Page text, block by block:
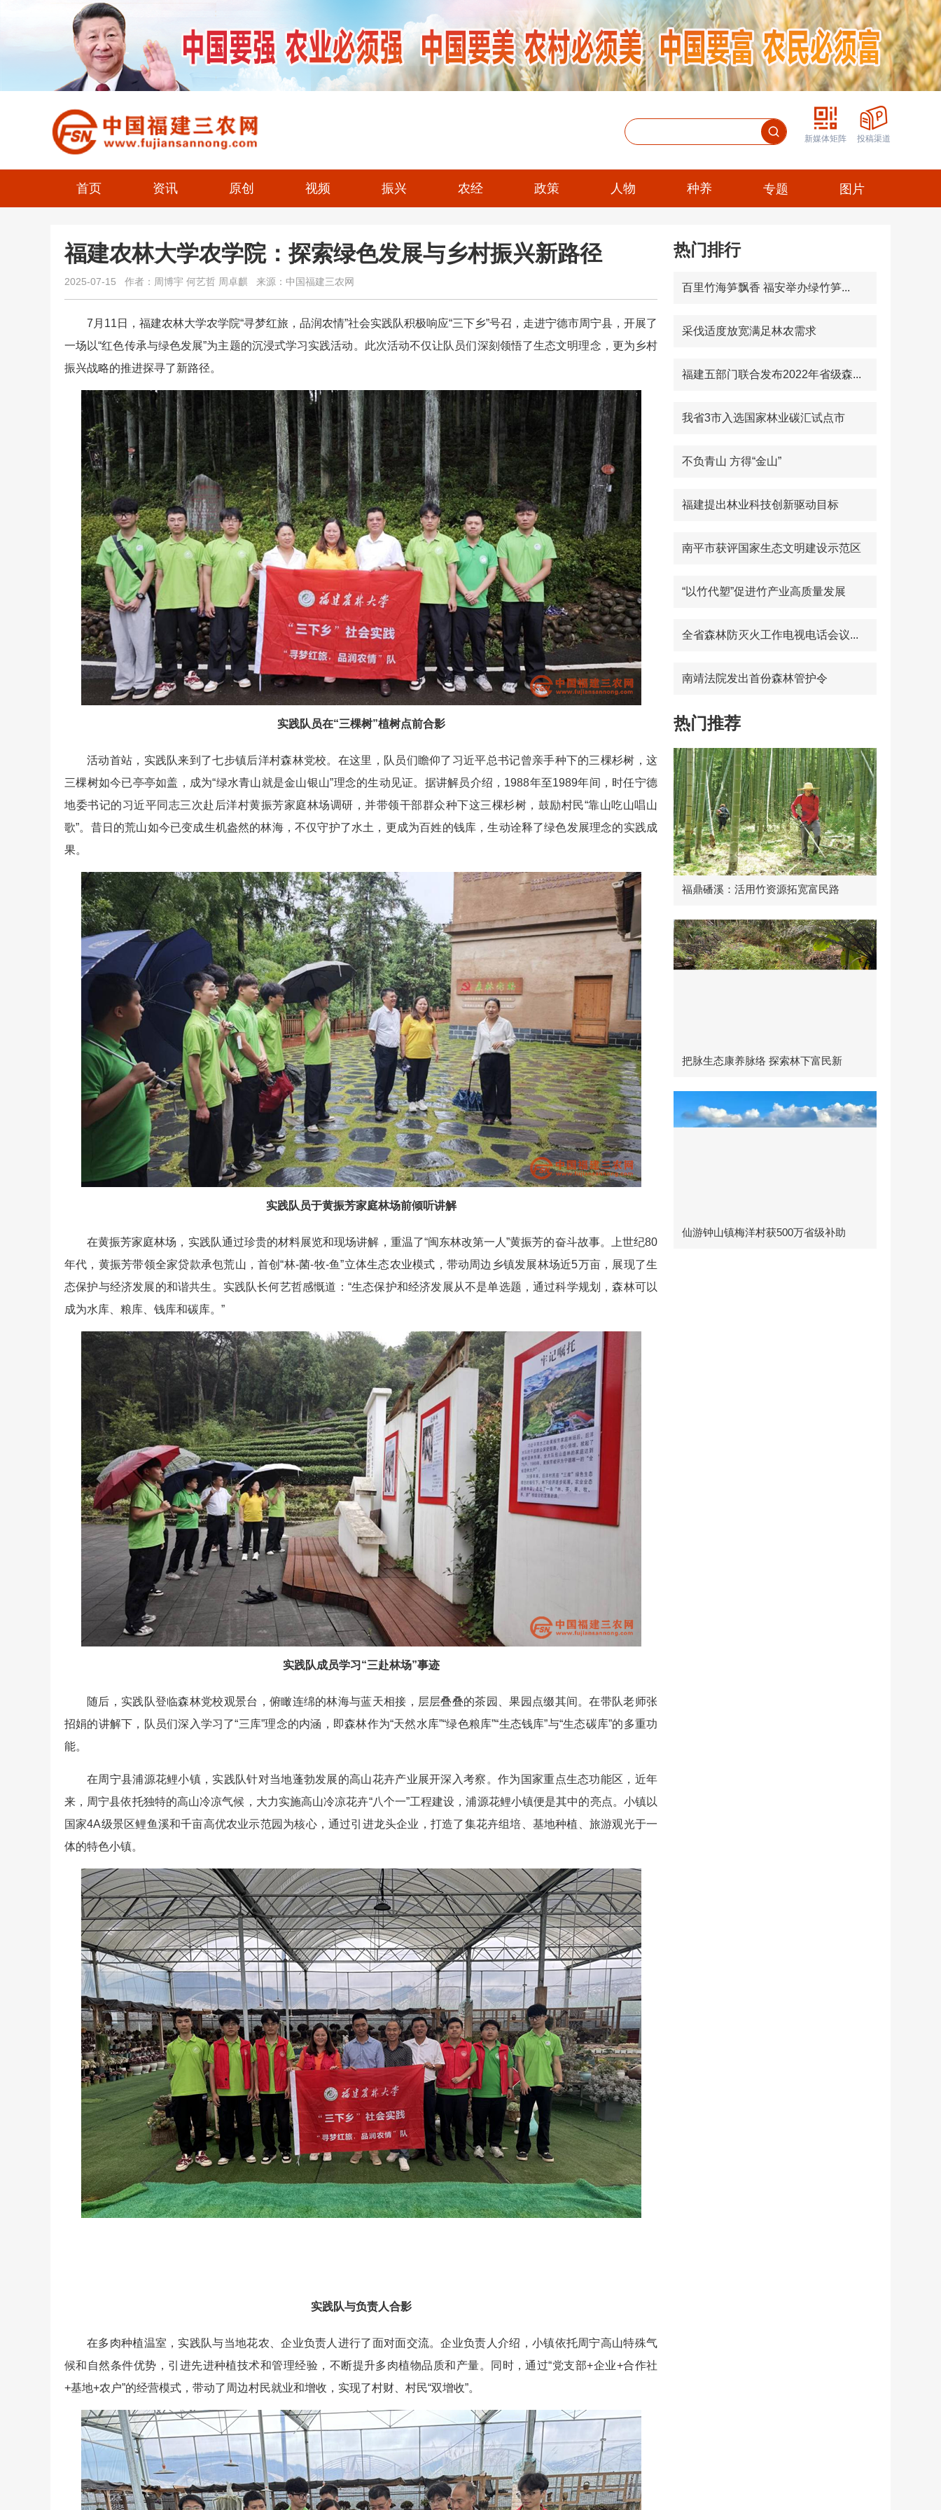
新媒体矩阵 投稿渠道
首页 资讯 原创 视频 振兴 农经 政策 人物 种养 专题 图片
福建农林大学农学院：探索绿色发展与乡村振兴新路径
2025-07-15 作者：周博宇 何艺哲 周卓麒 来源：中国福建三农网
7月11日，福建农林大学农学院“寻梦红旅，品润农情”社会实践队积极响应“三下乡”号召，走进宁德市周宁县，开展了
一场以“红色传承与绿色发展”为主题的沉浸式学习实践活动。此次活动不仅让队员们深刻领悟了生态文明理念，更为乡村
振兴战略的推进探寻了新路径。
实践队员在“三棵树”植树点前合影
活动首站，实践队来到了七步镇后洋村森林党校。在这里，队员们瞻仰了习近平总书记曾亲手种下的三棵杉树，这
三棵树如今已亭亭如盖，成为“绿水青山就是金山银山”理念的生动见证。据讲解员介绍，1988年至1989年间，时任宁德
地委书记的习近平同志三次赴后洋村黄振芳家庭林场调研，并带领干部群众种下这三棵杉树，鼓励村民“靠山吃山唱山
歌”。昔日的荒山如今已变成生机盎然的林海，不仅守护了水土，更成为百姓的钱库，生动诠释了绿色发展理念的实践成
果。
实践队员于黄振芳家庭林场前倾听讲解
在黄振芳家庭林场，实践队通过珍贵的材料展览和现场讲解，重温了“闽东林改第一人”黄振芳的奋斗故事。上世纪80
年代，黄振芳带领全家贷款承包荒山，首创“林-菌-牧-鱼”立体生态农业模式，带动周边乡镇发展林场近5万亩，展现了生
态保护与经济发展的和谐共生。实践队长何艺哲感慨道：“生态保护和经济发展从不是单选题，通过科学规划，森林可以
成为水库、粮库、钱库和碳库。”
实践队成员学习“三赴林场”事迹
随后，实践队登临森林党校观景台，俯瞰连绵的林海与蓝天相接，层层叠叠的茶园、果园点缀其间。在带队老师张
招娟的讲解下，队员们深入学习了“三库”理念的内涵，即森林作为“天然水库”“绿色粮库”“生态钱库”与“生态碳库”的多重功
能。
在周宁县浦源花鲤小镇，实践队针对当地蓬勃发展的高山花卉产业展开深入考察。作为国家重点生态功能区，近年
来，周宁县依托独特的高山冷凉气候，大力实施高山冷凉花卉“八个一”工程建设，浦源花鲤小镇便是其中的亮点。小镇以
国家4A级景区鲤鱼溪和千亩高优农业示范园为核心，通过引进龙头企业，打造了集花卉组培、基地种植、旅游观光于一
体的特色小镇。
实践队与负责人合影
在多肉种植温室，实践队与当地花农、企业负责人进行了面对面交流。企业负责人介绍，小镇依托周宁高山特殊气
候和自然条件优势，引进先进种植技术和管理经验，不断提升多肉植物品质和产量。同时，通过“党支部+企业+合作社
+基地+农户”的经营模式，带动了周边村民就业和增收，实现了村财、村民“双增收”。
热门排行
百里竹海笋飘香 福安举办绿竹笋...
采伐适度放宽满足林农需求
福建五部门联合发布2022年省级森...
我省3市入选国家林业碳汇试点市
不负青山 方得“金山”
福建提出林业科技创新驱动目标
南平市获评国家生态文明建设示范区
“以竹代塑”促进竹产业高质量发展
全省森林防灭火工作电视电话会议...
南靖法院发出首份森林管护令
热门推荐
福鼎磻溪：活用竹资源拓宽富民路
把脉生态康养脉络 探索林下富民新
仙游钟山镇梅洋村获500万省级补助